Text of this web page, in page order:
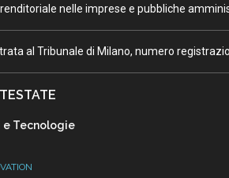
nelle imprese e pubbliche
al Tribunale di Milano, numero
e Tecnologie